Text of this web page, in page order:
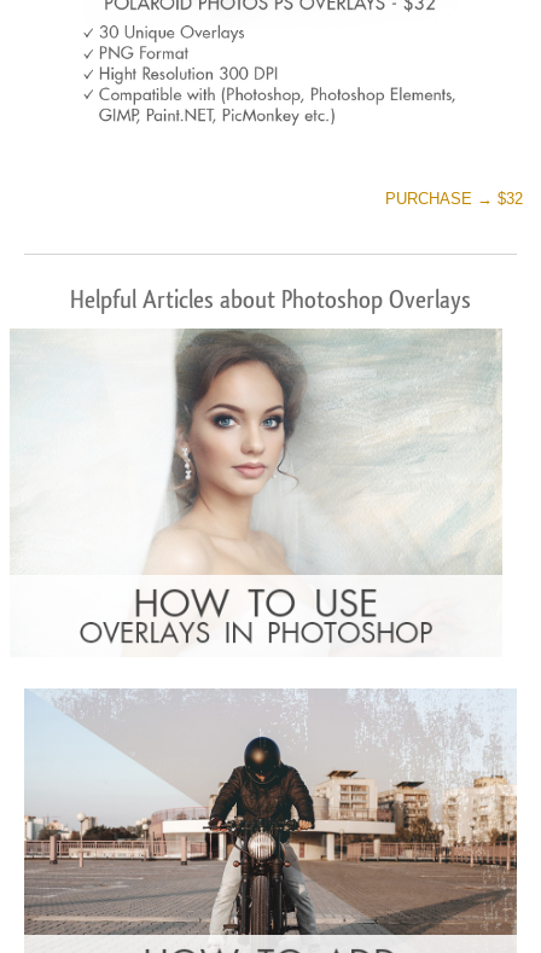
PURCHASE → $32
Helpful Articles about Photoshop Overlays